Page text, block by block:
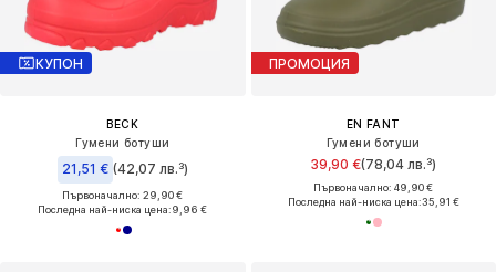
КУПОН
BECK
Гумени ботуши
21,51 € (42,07 лв.³)
Първоначално: 29,90 €
Последна най-ниска цена:9,96 €
ПРОМОЦИЯ
EN FANT
Гумени ботуши
39,90 €(78,04 лв.³)
Първоначално: 49,90 €
Последна най-ниска цена:35,91 €